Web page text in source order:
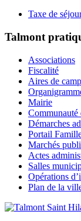
Taxe de
Talmont
Associations
Fiscalité
Aires de
Mairie
Communauté
Démarches
Portail
Marchés
Actes
Salles
Opérations
Plan de la